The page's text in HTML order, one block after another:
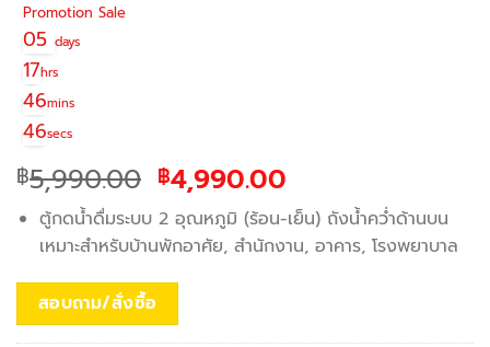
Promotion Sale
05 days
17hrs
46mins
46secs
฿5,990.00 Original
price
was:
฿5,990.00.
฿4,990.00
price
is:
฿4,990.00.
ตู้กดน้ำดื่มระบบ 2 อุณหภูมิ (ร้อน-เย็น) ถังน้ำคว่ำด้านบน
เหมาะสำหรับบ้านพักอาศัย, สำนักงาน, อาคาร, โรงพยาบาล
สอบถาม/สั่งซื้อ